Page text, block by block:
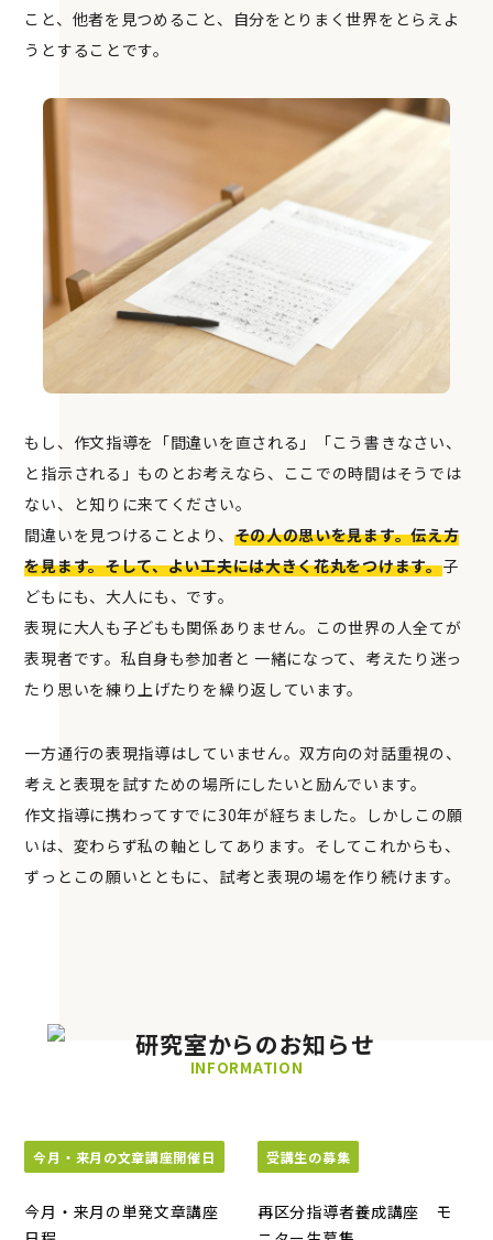
こと、他者を見つめること、自分をとりまく世界をとらえよ
うとすることです。
もし、作文指導を「間違いを直される」「こう書きなさい、
と指示される」ものとお考えなら、ここでの時間はそうでは
ない、と知りに来てください。
間違いを見つけることより、 その人の思いを見ます。伝え方
を見ます。そして、よい工夫には大きく花丸をつけます。子
どもにも、大人にも、です。
表現に大人も子どもも関係ありません。この世界の人全てが
表現者です。私自身も参加者と 一緒になって、考えたり迷っ
たり思いを練り上げたりを繰り返しています。
一方通行の表現指導はしていません。双方向の対話重視の、
考えと表現を試すための場所にしたいと励んでいます。
作文指導に携わってすでに30年が経ちました。しかしこの願
いは、変わらず私の軸としてあります。そしてこれからも、
ずっとこの願いとともに、試考と表現の場を作り続けます。
INFORMATION
今月・来月の文章講座開催日
今月・来月の単発文章講座
受講生の募集
再区分指導者養成講座 モ